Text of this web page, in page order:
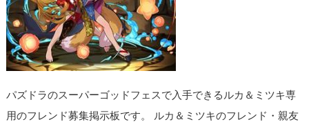
パズドラのスーパーゴッドフェスで入手できるルカ＆ミツキ専
用のフレンド募集掲示板です。 ルカ＆ミツキのフレンド・親友